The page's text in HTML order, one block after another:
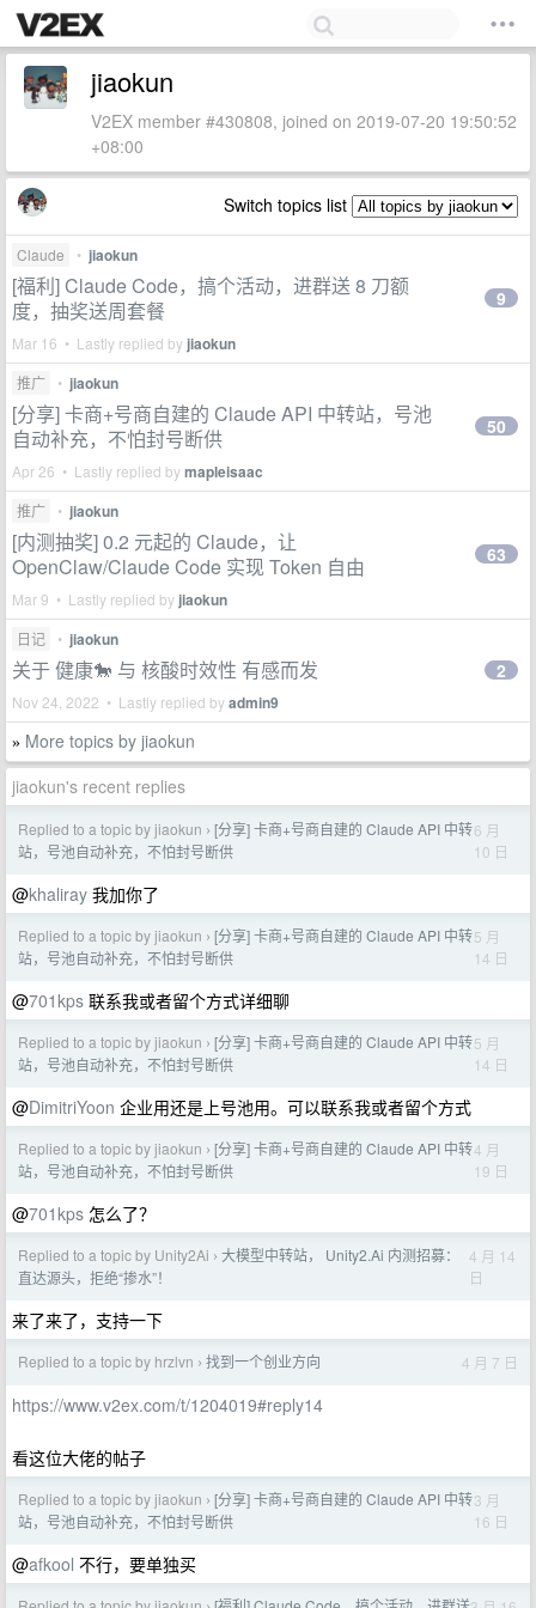
jiaokun
V2EX member #430808, joined on 2019-07-20 19:50:52
+08:00
Switch topics list
Claude • jiaokun
[福利] Claude Code，搞个活动，进群送 8 刀额
度，抽奖送周套餐
Mar 16 • Lastly replied by jiaokun
9
推广 • jiaokun
[分享] 卡商+号商自建的 Claude API 中转站，号池
自动补充，不怕封号断供
Apr 26 • Lastly replied bymapleisaac
50
推广 • jiaokun
[内测抽奖] 0.2 元起的 Claude，让
OpenClaw/Claude Code 实现 Token 自由
Mar 9 • Lastly replied by jiaokun
63
日记 • jiaokun
关于 健康🐎 与 核酸时效性 有感而发
Nov 24, 2022 • Lastly replied byadmin9
2
» More topics by jiaokun
jiaokun's recent replies
Replied to a topic by jiaokun › [分享] 卡商+号商自建的 Claude API 中转
站，号池自动补充，不怕封号断供
6 月
10 日
@khaliray 我加你了
Replied to a topic by jiaokun › [分享] 卡商+号商自建的 Claude API 中转
站，号池自动补充，不怕封号断供
5 月
14 日
@701kps 联系我或者留个方式详细聊
Replied to a topic by jiaokun › [分享] 卡商+号商自建的 Claude API 中转
站，号池自动补充，不怕封号断供
5 月
14 日
@DimitriYoon 企业用还是上号池用。可以联系我或者留个方式
Replied to a topic by jiaokun › [分享] 卡商+号商自建的 Claude API 中转
站，号池自动补充，不怕封号断供
4 月
19 日
@701kps 怎么了？
Replied to a topic by Unity2Ai › 大模型中转站， Unity2.Ai 内测招募：
直达源头，拒绝“掺水”！
4 月 14
日
来了来了，支持一下
Replied to a topic by hrzlvn › 找到一个创业方向 4 月 7 日
https://www.v2ex.com/t/1204019#reply14
看这位大佬的帖子
Replied to a topic by jiaokun › [分享] 卡商+号商自建的 Claude API 中转
站，号池自动补充，不怕封号断供
3 月
16 日
@afkool 不行，要单独买